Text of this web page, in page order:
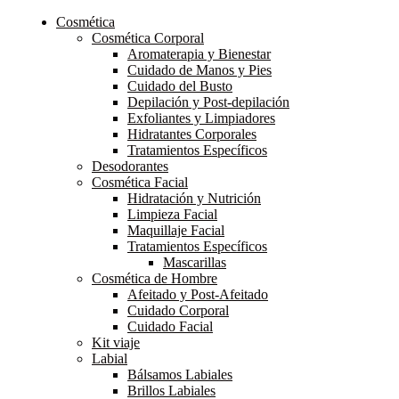
Cosmética
Cosmética Corporal
Aromaterapia y Bienestar
Cuidado de Manos y Pies
Cuidado del Busto
Depilación y Post-depilación
Exfoliantes y Limpiadores
Hidratantes Corporales
Tratamientos Específicos
Desodorantes
Cosmética Facial
Hidratación y Nutrición
Limpieza Facial
Maquillaje Facial
Tratamientos Específicos
Mascarillas
Cosmética de Hombre
Afeitado y Post-Afeitado
Cuidado Corporal
Cuidado Facial
Kit viaje
Labial
Bálsamos Labiales
Brillos Labiales